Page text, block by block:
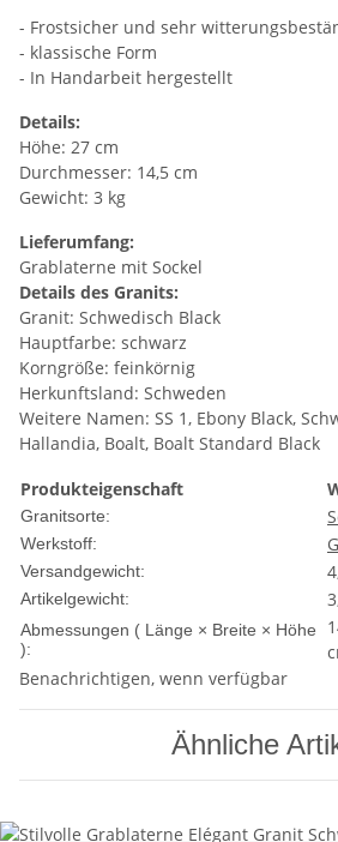
- Frostsicher und sehr
- klassische Form
- In Handarbeit hergestellt
Details:
Höhe: 27 cm
Durchmesser: 14,5 cm
Gewicht: 3 kg
Lieferumfang:
Grablaterne mit Sockel
Details des Granits:
Granit: Schwedisch Black
Hauptfarbe: schwarz
Korngröße: feinkörnig
Herkunftsland: Schweden
Weitere Namen: SS 1, Ebony Black,
Hallandia, Boalt, Boalt Standard Black
Produkteigenschaft
Granitsorte:
Werkstoff:
Versandgewicht:
Artikelgewicht:
Abmessungen ( Länge × Breite × Höhe
):
Benachrichtigen, wenn verfügbar
Ähnliche